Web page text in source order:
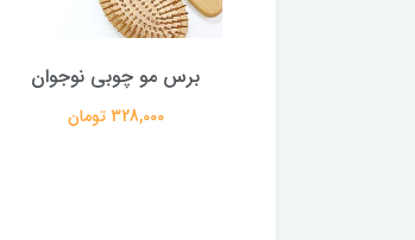
برس مو چوبی نوجوان
328,000 تومان